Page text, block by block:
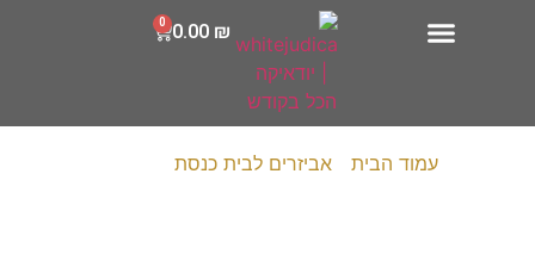
0.00 ₪
0
עמוד הבית /אביזרים לבית כנסת